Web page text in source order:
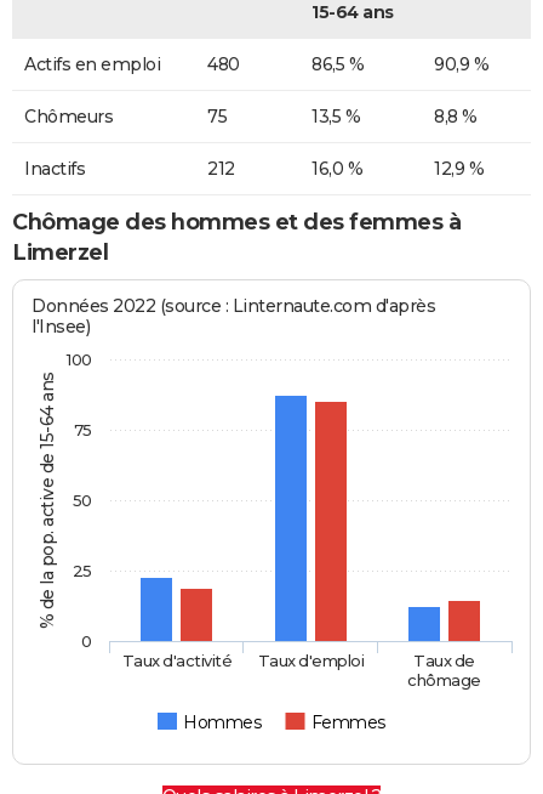
15-64 ans
Actifs en emploi 480 86,5 % 90,9 %
Chômeurs 75 13,5 % 8,8 %
Inactifs 212 16,0 % 12,9 %
Chômage des hommes et des femmes à
Limerzel
% de la pop. active de 15-64 ans
Données 2022 (source : Linternaute.com d'après
l'Insee)
Hommes Femmes
Taux d'activité Taux d'emploi
Taux de
chômage
0
25
50
75
100